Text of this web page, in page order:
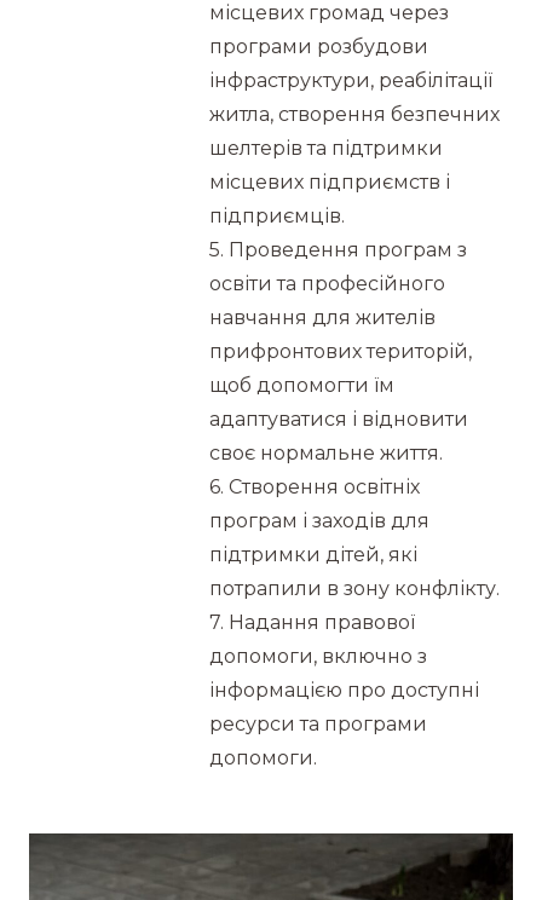
місцевих громад через
програми розбудови
інфраструктури, реабілітації
житла, створення безпечних
шелтерів та підтримки
місцевих підприємств і
підприємців.
5. Проведення програм з
освіти та професійного
навчання для жителів
прифронтових територій,
щоб допомогти їм
адаптуватися і відновити
своє нормальне життя.
6. Створення освітніх
програм і заходів для
підтримки дітей, які
потрапили в зону конфлікту.
7. Надання правової
допомоги, включно з
інформацією про доступні
ресурси та програми
допомоги.